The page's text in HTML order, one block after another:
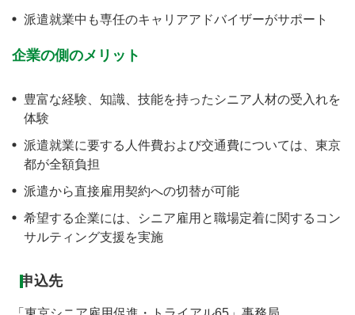
派遣就業中も専任のキャリアアドバイザーがサポート
企業の側のメリット
豊富な経験、知識、技能を持ったシニア人材の受入れを
体験
派遣就業に要する人件費および交通費については、東京
都が全額負担
派遣から直接雇用契約への切替が可能
希望する企業には、シニア雇用と職場定着に関するコン
サルティング支援を実施
申込先